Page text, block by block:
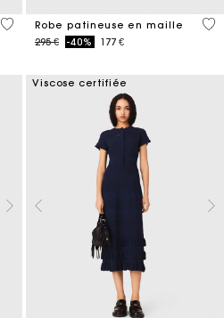
4 out of 5 Customer RatingRobe patineuse en maille
Price reduced from
295 €to-40% 177 €
4,1
Viscose certifiée